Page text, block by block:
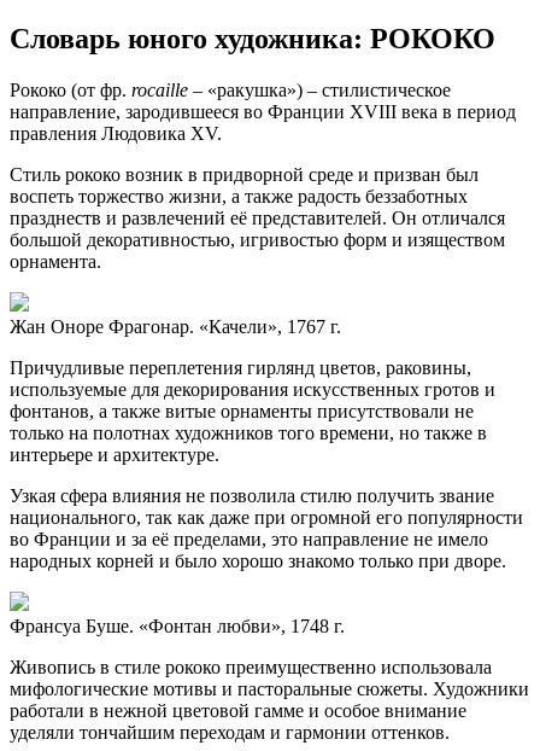
Словарь юного художника: РОКОКО
Рококо (от фр. rocaille – «ракушка») – стилистическое
направление, зародившееся во Франции XVIII века в период
правления Людовика XV.
Стиль рококо возник в придворной среде и призван был
воспеть торжество жизни, а также радость беззаботных
празднеств и развлечений её представителей. Он отличался
большой декоративностью, игривостью форм и изяществом
орнамента.
Жан Оноре Фрагонар. «Качели», 1767 г.
Причудливые переплетения гирлянд цветов, раковины,
используемые для декорирования искусственных гротов и
фонтанов, а также витые орнаменты присутствовали не
только на полотнах художников того времени, но также в
интерьере и архитектуре.
Узкая сфера влияния не позволила стилю получить звание
национального, так как даже при огромной его популярности
во Франции и за её пределами, это направление не имело
народных корней и было хорошо знакомо только при дворе.
Франсуа Буше. «Фонтан любви», 1748 г.
Живопись в стиле рококо преимущественно использовала
мифологические мотивы и пасторальные сюжеты. Художники
работали в нежной цветовой гамме и особое внимание
уделяли тончайшим переходам и гармонии оттенков.